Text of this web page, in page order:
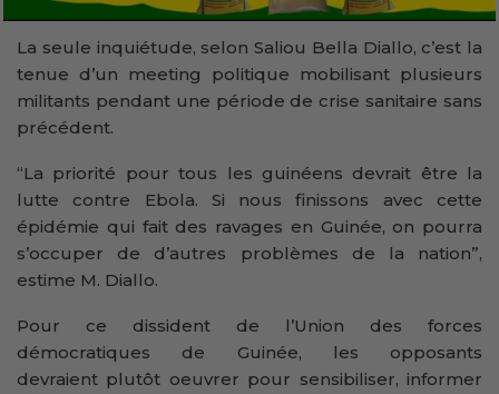
La seule inquiétude, selon Saliou Bella Diallo, c’est la
tenue d’un meeting politique mobilisant plusieurs
militants pendant une période de crise sanitaire sans
précédent.
“La priorité pour tous les guinéens devrait être la
lutte contre Ebola. Si nous finissons avec cette
épidémie qui fait des ravages en Guinée, on pourra
s’occuper de d’autres problèmes de la nation”,
estime M. Diallo.
Pour ce dissident de l’Union des forces
démocratiques de Guinée, les opposants
devraient plutôt oeuvrer pour sensibiliser, informer